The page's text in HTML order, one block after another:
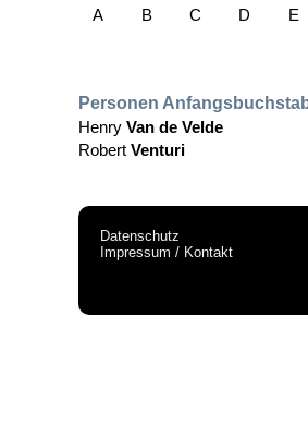
A B C D E
Personen
Henry Van de Velde
Robert Venturi
Datenschutz
Impressum / Kontakt